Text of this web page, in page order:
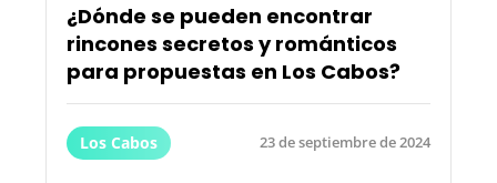
¿Dónde se pueden encontrar
rincones secretos y románticos
para propuestas en Los Cabos?
Los Cabos 23 de septiembre de 2024